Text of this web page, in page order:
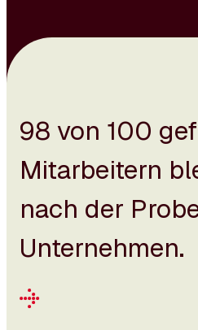
98 von 100
Mitarbeitern
nach der
Unternehmen.